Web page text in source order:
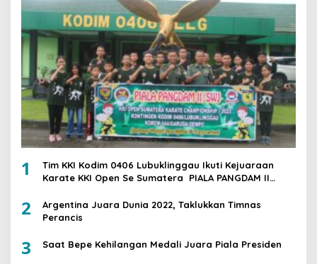
1
Tim KKI Kodim 0406 Lubuklinggau Ikuti Kejuaraan
Karate KKI Open Se Sumatera PIALA PANGDAM II
2
Argentina Juara Dunia 2022, Taklukkan Timnas
Perancis
3 Saat Bepe Kehilangan Medali Juara Piala Presiden